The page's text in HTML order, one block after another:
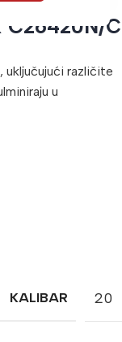
C26420N/C
uključujući različite
u
KALIBAR 20